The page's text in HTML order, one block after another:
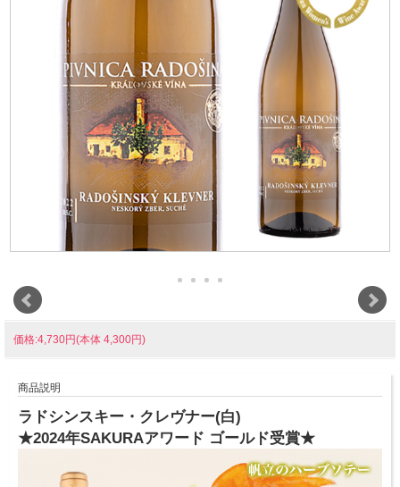
価格:4,730円(本体 4,300円)
商品説明
ラドシンスキー・クレヴナー(白)
★2024年SAKURAアワード ゴールド受賞★